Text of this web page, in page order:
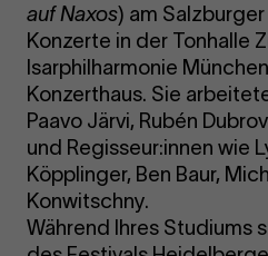
auf Naxos) am
Konzerte in der Tonhalle
Isarphilharmonie
Konzerthaus. Sie
Paavo Järvi, Rubén
und Regisseur:innen wie
Köpplinger, Ben Baur,
Konwitschny.
Während Ihres Studiums